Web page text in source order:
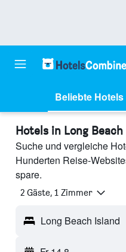
Beliebte Hotels
Hotels in Long Beach
Suche und vergleiche
Hunderten Reise-
spare.
2 Gäste, 1 Zimmer
Long Beach Island